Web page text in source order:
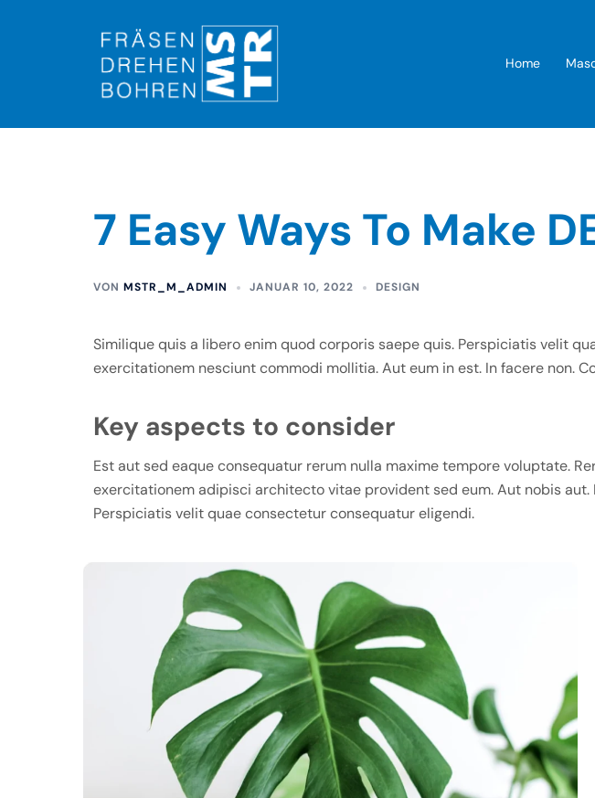
Home
7 Easy Ways To Make
VON MSTR_M_ADMIN JANUAR 10, 2022 DESIGN
Similique quis a libero enim quod corporis saepe quis. Perspiciatis velit
exercitationem nesciunt commodi mollitia. Aut eum in est. In facere non.
Key aspects to consider
Est aut sed eaque consequatur rerum nulla maxime tempore voluptate.
exercitationem adipisci architecto vitae provident sed eum. Aut nobis
Perspiciatis velit quae consectetur consequatur eligendi.